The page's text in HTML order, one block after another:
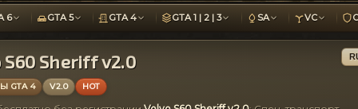
6 GTA 5 GTA 4 GTA 1 | 2 | 3 SA VC
S60 Sheriff v2.0
GTA 4 V2.0 HOT